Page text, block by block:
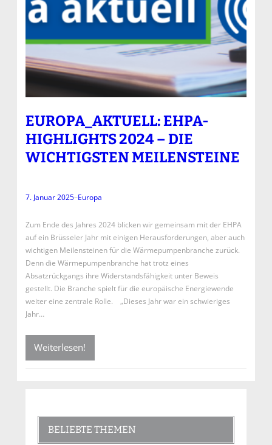
EUROPA_AKTUELL: EHPA-
HIGHLIGHTS 2024 – DIE
WICHTIGSTEN MEILENSTEINE
7. Januar 2025–Europa
Zum Ende des Jahres 2024 blicken wir gemeinsam mit der EHPA
auf ein Brüsseler Jahr mit einigen Herausforderungen, aber auch
wichtigen Meilensteinen für die Wärmepumpenbranche zurück.
Denn die Wärmepumpenbranche hat trotz eines
Absatzrückgangs ihre Widerstandsfähigkeit unter Beweis
gestellt. Die Branche spielt für die europäische Energiewende
weiter eine zentrale Rolle. „Dieses Jahr war ein schwieriges
Jahr…
Weiterlesen!
BELIEBTE THEMEN